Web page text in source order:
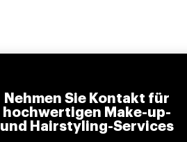
Nehmen Sie Kontakt für
hochwertigen Make-up-
und Hairstyling-Services